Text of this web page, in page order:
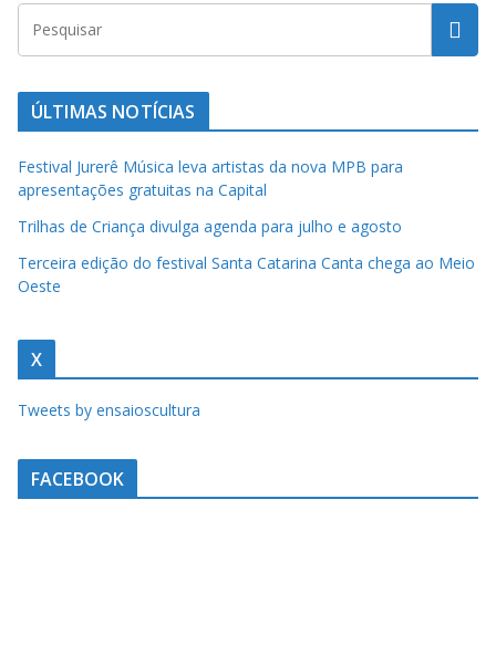
i
n
s
e
a
u
m
q
u
.
ÚLTIMAS NOTÍCIAS
Festival Jurerê Música leva artistas da nova MPB para
apresentações gratuitas na Capital
Trilhas de Criança divulga agenda para julho e agosto
Terceira edição do festival Santa Catarina Canta chega ao Meio
Oeste
X
Tweets by ensaioscultura
FACEBOOK